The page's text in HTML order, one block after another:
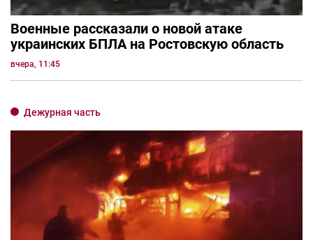
Военные рассказали о новой атаке
украинских БПЛА на Ростовскую область
вчера, 11:45
Дежурная часть